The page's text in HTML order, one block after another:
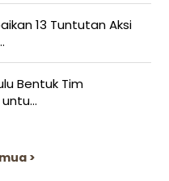
13 Tuntutan Aksi
Bentuk Tim
>